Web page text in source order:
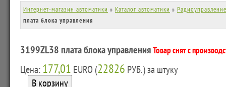
Интернет-магазин автоматики » Каталог автоматики » Радиоуправление
плата блока управления
3199ZL38 плата блока управленияТовар снят с
Цена:177,01 EURO (22826 РУБ.) за штуку